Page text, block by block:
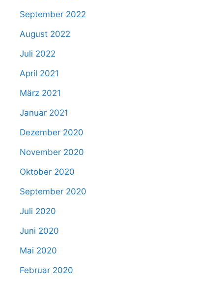
September 2022
August 2022
Juli 2022
April 2021
März 2021
Januar 2021
Dezember 2020
November 2020
Oktober 2020
September 2020
Juli 2020
Juni 2020
Mai 2020
Februar 2020